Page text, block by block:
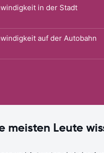
in der Stadt
auf der Autobahn
meisten Leute